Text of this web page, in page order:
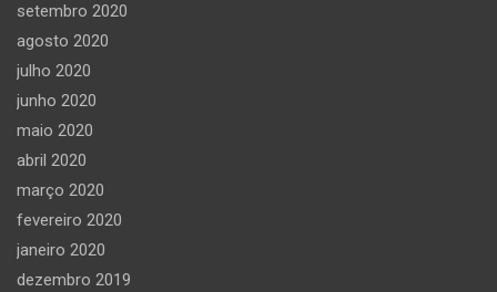
setembro 2020
agosto 2020
julho 2020
junho 2020
maio 2020
abril 2020
março 2020
fevereiro 2020
janeiro 2020
dezembro 2019